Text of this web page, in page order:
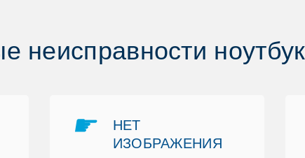
неисправнoсти
☛
НЕТ
ИЗOБРАЖЕНИЯ